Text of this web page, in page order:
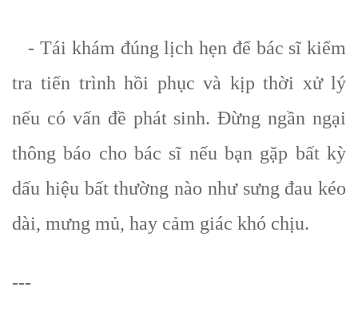
- Tái khám đúng lịch hẹn để bác sĩ kiểm
tra tiến trình hồi phục và kịp thời xử lý
nếu có vấn đề phát sinh. Đừng ngần ngại
thông báo cho bác sĩ nếu bạn gặp bất kỳ
dấu hiệu bất thường nào như sưng đau kéo
dài, mưng mủ, hay cảm giác khó chịu.
---